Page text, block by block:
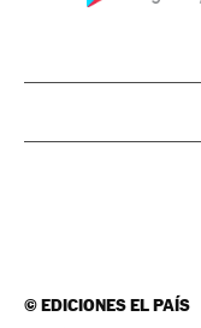
©EDICIONES EL PAÍS